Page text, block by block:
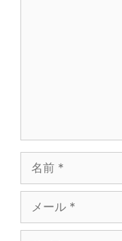
ル